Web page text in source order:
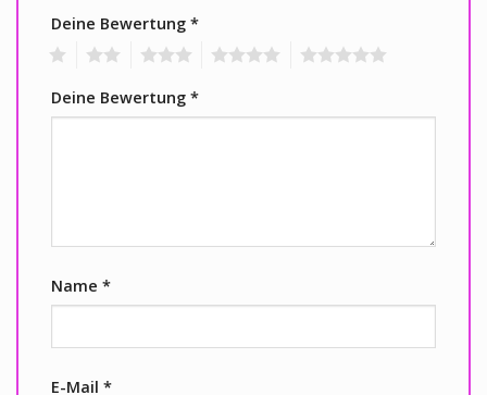
Deine Bewertung *
Deine Bewertung *
Name *
E-Mail *